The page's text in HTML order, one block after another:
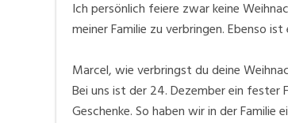
Ich persönlich feiere zwar keine
meiner Familie zu verbringen. Ebenso
Marcel, wie verbringst du deine
Bei uns ist der 24. Dezember ein fester
Geschenke. So haben wir in der